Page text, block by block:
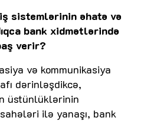
sistemlərinin əhatə və
bank xidmətlərində
verir?
və kommunikasiya
dərinləşdikcə,
üstünlüklərinin
ilə yanaşı, bank